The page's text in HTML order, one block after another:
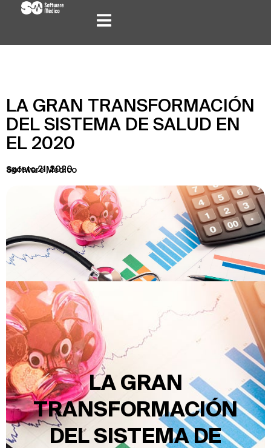
LA GRAN TRANSFORMACIÓN
DEL SISTEMA DE SALUD EN
EL 2020
agosto 21, 2020
Software Médico
LA GRAN
TRANSFORMACIÓN
DEL SISTEMA DE